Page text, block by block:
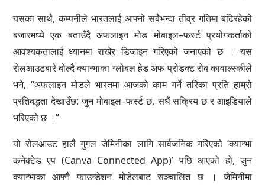
यसका साथै, कम्पनीले भारतलाई आफ्नो सबैभन्दा तीव्र गतिमा बढिरहेको
बजारमध्ये एक बताउँदै अफलाइन मोड मोबाइल–फर्स्ट प्रयोगकर्ताको
आवश्यकतालाई ध्यानमा राखेर डिजाइन गरिएको जनाएको छ । यस
रोलआउटबारे बोल्दै क्यान्भाका ग्लोबल हेड अफ प्रोडक्ट रोब कावाल्स्कीले
भने, “अफलाइन मोडले भारतमा आजको काम गर्ने तरिका प्रति हाम्रो
प्रतिबद्धता देखाउँछ: जुन मोबाइल–फर्स्ट छ, सधैं सक्रिय छ र आइडियाले
भरिएको छ ।”
यो रोलआउट हालै गुगल जेमिनीका लागि सार्वजनिक गरिएको ‘क्यान्भा
कनेक्टेड एप (Canva Connected App)’ पछि आएको हो, जुन
क्यान्भाका आफ्नै फाउन्डेशन मोडेलबाट सञ्चालित छ । जेमिनीमा